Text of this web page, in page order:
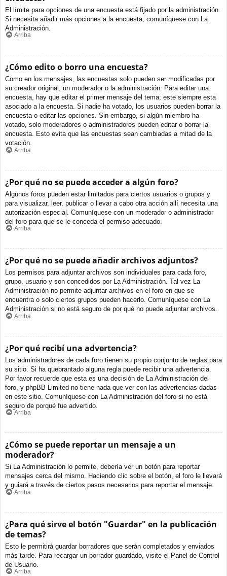
El límite para opciones de una encuesta está fijado por la administración.
Si necesita añadir más opciones a la encuesta, comuníquese con La
Administración.
Arriba
¿Cómo edito o borro una encuesta?
Como en los mensajes, las encuestas solo pueden ser modificadas por
su creador original, un moderador o la administración. Para editar una
encuesta, hay que editar el primer mensaje del tema; este siempre esta
asociado a la encuesta. Si nadie ha votado, los usuarios pueden borrar la
encuesta o editar las opciones. Sin embargo, si algún miembro ha
votado, solo moderadores o administradores pueden editar o borrar la
encuesta. Esto evita que las encuestas sean cambiadas a mitad de la
votación.
Arriba
¿Por qué no se puede acceder a algún foro?
Algunos foros pueden estar limitados para ciertos usuarios o grupos y
para visualizar, leer, publicar o llevar a cabo otra acción allí necesita una
autorización especial. Comuníquese con un moderador o administrador
del foro para que se le conceda el permiso adecuado.
Arriba
¿Por qué no se puede añadir archivos adjuntos?
Los permisos para adjuntar archivos son individuales para cada foro,
grupo, usuario y son concedidos por La Administración. Tal vez La
Administración no permite adjuntar archivos en el foro en que se
encuentra o solo ciertos grupos pueden hacerlo. Comuníquese con La
Administración si no está seguro de por qué no puede adjuntar archivos.
Arriba
¿Por qué recibí una advertencia?
Los administradores de cada foro tienen su propio conjunto de reglas para
su sitio. Si ha quebrantado alguna regla puede recibir una advertencia.
Por favor recuerde que esta es una decisión de La Administración del
foro, y phpBB Limited no tiene nada que ver con las advertencias dadas
en este sitio. Comuníquese con La Administración del foro si no está
seguro de porqué fue advertido.
Arriba
¿Cómo se puede reportar un mensaje a un
moderador?
Si La Administración lo permite, debería ver un botón para reportar
mensajes cerca del mismo. Haciendo clic sobre el botón, el foro le llevará
y guiará a través de ciertos pasos necesarios para reportar el mensaje.
Arriba
¿Para qué sirve el botón "Guardar" en la publicación
de temas?
Esto le permitirá guardar borradores que serán completados y enviados
más tarde. Para recargar un borrador guardado, visite el Panel de Control
de Usuario.
Arriba